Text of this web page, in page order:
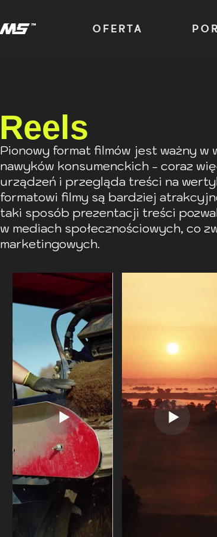
OFERTA
Reels
Pionowy format filmów jest ważny w
nawyków konsumenckich - coraz
urządzeń i przegląda treści na
formatowi filmy są bardziej
taki sposób prezentacji treści
w mediach społecznościowych, co
marketingowych.